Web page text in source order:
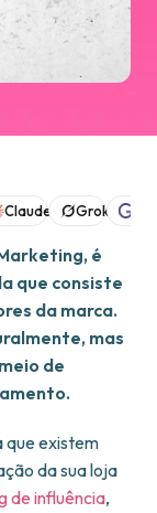
Claude Grok
é
que consiste
da marca.
mas
de
que existem
da sua loja
de influência,